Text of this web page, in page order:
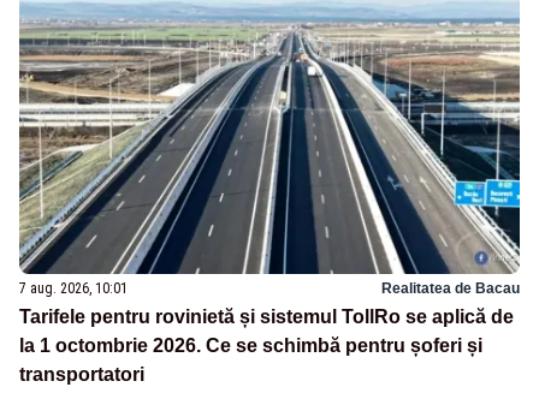
7 aug. 2026, 10:01 Realitatea de Bacau
Tarifele pentru rovinietă și sistemul TollRo se aplică de
la 1 octombrie 2026. Ce se schimbă pentru șoferi și
transportatori